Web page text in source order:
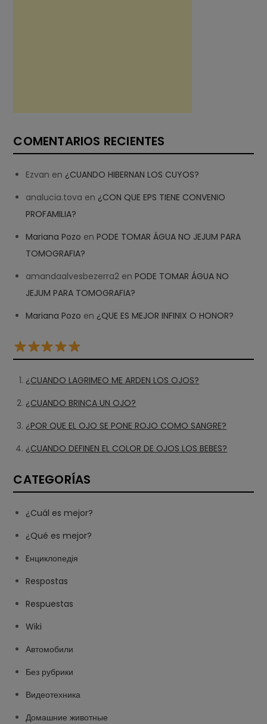
COMENTARIOS RECIENTES
Ezvan en ¿CUANDO HIBERNAN LOS CUYOS?
analucia.tova en ¿CON QUE EPS TIENE CONVENIO
PROFAMILIA?
Mariana Pozo enPODE TOMAR ÁGUA NO JEJUM PARA
TOMOGRAFIA?
amandaalvesbezerra2 enPODE TOMAR ÁGUA NO
JEJUM PARA TOMOGRAFIA?
Mariana Pozo en ¿QUE ES MEJOR INFINIX O HONOR?
¿CUANDO LAGRIMEO ME ARDEN LOS OJOS?
¿CUANDO BRINCA UN OJO?
¿POR QUE EL OJO SE PONE ROJO COMO SANGRE?
¿CUANDO DEFINEN EL COLOR DE OJOS LOS BEBES?
CATEGORÍAS
¿Cuál es mejor?
¿Qué es mejor?
Eнциклопедія
Respostas
Respuestas
Wiki
Автомобили
Без рубрики
Видеотехника
Домашние животные